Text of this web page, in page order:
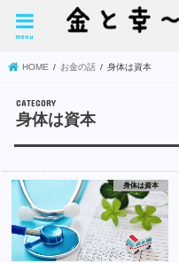
menu
HOME お金の話 身体は資本
身体は資本
身体は資本